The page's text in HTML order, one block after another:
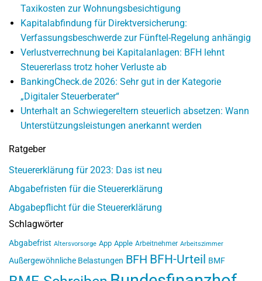
Taxikosten zur Wohnungsbesichtigung
Kapitalabfindung für Direktversicherung:
Verfassungsbeschwerde zur Fünftel-Regelung anhängig
Verlustverrechnung bei Kapitalanlagen: BFH lehnt
Steuererlass trotz hoher Verluste ab
BankingCheck.de 2026: Sehr gut in der Kategorie
„Digitaler Steuerberater“
Unterhalt an Schwiegereltern steuerlich absetzen: Wann
Unterstützungsleistungen anerkannt werden
Ratgeber
Steuererklärung für 2023: Das ist neu
Abgabefristen für die Steuererklärung
Abgabepflicht für die Steuererklärung
Schlagwörter
Abgabefrist Altersvorsorge App Apple Arbeitnehmer Arbeitszimmer
Außergewöhnliche Belastungen BFH BFH-Urteil BMF